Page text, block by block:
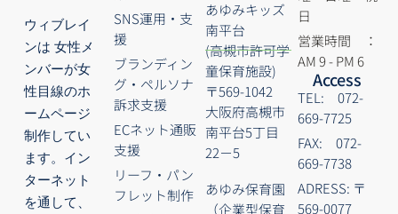
ウィブレイ
ンは 女性メ
ンバーが女
性目線のホ
ームページ
制作してい
ます。イン
ターネット
を通して、
SNS運用・支
援
ブランディン
グ・ペルソナ
訴求支援
ECネット通販
支援
リーフ・パン
フレット制作
あゆみキッズ
南平台
(高槻市許可学
童保育施設)
〒569-1042
大阪府高槻市
南平台5丁目
22－5
あゆみ保育園
（企業型保育
日
営業時間 ：
AM 9 - PM 6
Access
TEL: 072-
669-7725
FAX: 072-
669-7738
ADRESS: 〒
569-0077